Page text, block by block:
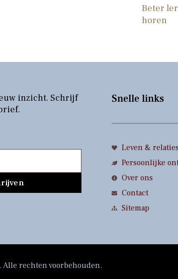
Beter
horen
inzicht. Schrijf
Snelle links
Leven & relaties
Persoonlijke
Over ons
Contact
Sitemap
rechten voorbehouden.